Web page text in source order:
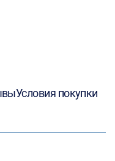
Условия покупки